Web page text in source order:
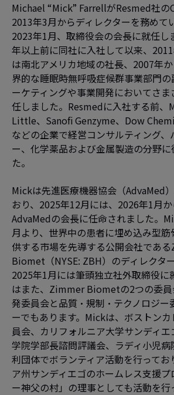
Michael “Mick” FarrellがResmed社の
2013年3月からディレクターを務めて
2023年1月、取締役会の会長に就任
年以上前に同社に入社して以来、
は南北アメリカ地域の社長、2007年
界的な睡眠時無呼吸症候群事業部門
ーケティングや事業開発においてさ
任しました。Resmedに入社する前、
Little、Sanofi Genzyme、Dow
などの企業で経営コンサルティング、
ー、化学薬品および金属製造の分野
た。
Mickは先進医療機器協会（AdvaMed
おり、2025年12月には、2026年1月
AdvaMedの会長に任命されました。
月より、世界中の患者に埋め込み型
供する市場を先導する公開会社であ
Biomet（NYSE: ZBH）のディレクタ
2025年1月には筆頭独立社外取締役に
はまた、Zimmer Biometの2つの委員
発委員会と品質・規制・テクノロジー
ーでもあります。Mickは、ボストン
員会、カリフォルニア大学サンディ
学院学部長諮問評議会、ラディ小児
利団体でボランティア活動を行ってお
ア州サンディエゴのホームレス支援プ
ー神父の村」の理事としても活動を行